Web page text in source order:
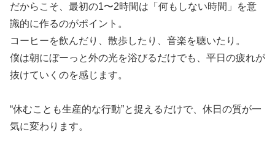
だからこそ、最初の1〜2時間は「何もしない時間」を意
識的に作るのがポイント。
コーヒーを飲んだり、散歩したり、音楽を聴いたり。
僕は朝にぼーっと外の光を浴びるだけでも、平日の疲れが
抜けていくのを感じます。
“休むことも生産的な行動”と捉えるだけで、休日の質が一
気に変わります。